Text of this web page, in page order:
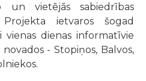
un vietējās sabiedrības
Projekta ietvaros šogad
dienas informatīvie
- Stopiņos, Balvos,